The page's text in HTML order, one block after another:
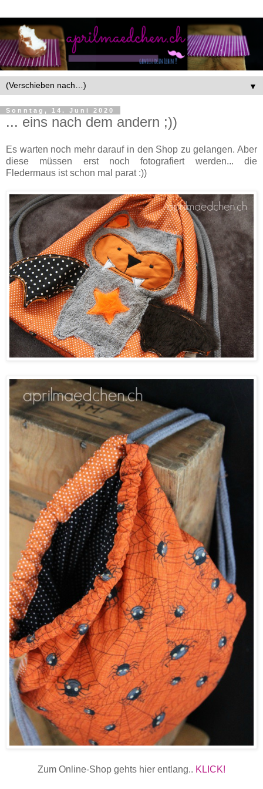
▼
Sonntag, 14. Juni 2020
... eins nach dem andern ;))
Es warten noch mehr darauf in den Shop zu gelangen. Aber
diese müssen erst noch fotografiert werden... die
Fledermaus ist schon mal parat :))
Zum Online-Shop gehts hier entlang.. KLICK!